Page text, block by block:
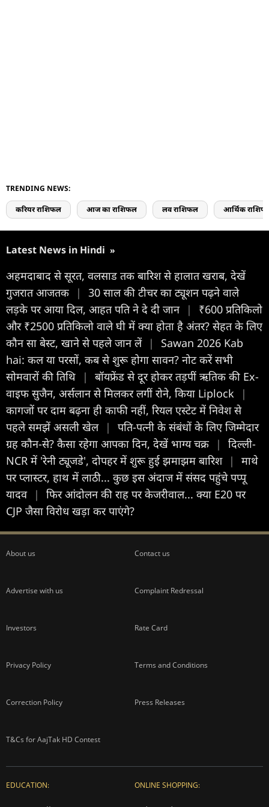
TRENDING NEWS:
करियर राशिफल आज का राशिफल लव राशिफल आर्थिक
Latest News in Hindi »
अहमदाबाद से सूरत, वलसाड तक बार‍िश से हालात खराब, देखें
गुजरात आजतक
|
30 साल की टीचर का ट्यूशन पढ़ने वाले
लड़के पर आया दिल, आहत पति ने दे दी जान |
₹600 प्रतिकिलो
और ₹2500 प्रतिकिलो वाले घी में क्या होता है अंतर? सेहत के लिए
कौन सा बेस्ट, खाने से पहले जान लें |
Sawan 2026 Kab
hai: कल या परसों, कब से शुरू होगा सावन? नोट करें सभी
सोमवारों की तिथि
|
बॉयफ्रेंड से दूर होकर तड़पीं ऋतिक की Ex-
वाइफ सुजैन, अर्सलान से मिलकर लगीं रोने, किया Liplock
|
कागजों पर दाम बढ़ना ही काफी नहीं, रियल एस्टेट में निवेश से
पहले समझें असली खेल |
पत‍ि-पत्नी के संबंधों के ल‍िए ज‍िम्मेदार
ग्रह कौन-से? कैसा रहेगा आपका द‍िन, देखें भाग्य चक्र
|
दिल्ली-
NCR में 'रेनी ट्यूजडे', दोपहर में शुरू हुई झमाझम बारिश |
माथे
पर प्लास्टर, हाथ में लाठी... कुछ इस अंदाज में संसद पहुंचे पप्पू
यादव |
फिर आंदोलन की राह पर केजरीवाल... क्या E20 पर
CJP जैसा विरोध खड़ा कर पाएंगे?
About us Contact us
Advertise with us Complaint Redressal
Investors Rate Card
Privacy Policy Terms and Conditions
Correction Policy Press Releases
T&Cs for AajTak HD Contest
EDUCATION: ONLINE SHOPPING: